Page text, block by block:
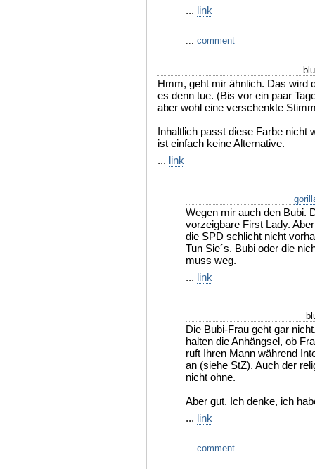
... link
... comment
Hmm, geht mir ähnlich. Das wird
es denn tue. (Bis vor ein paar
aber wohl eine verschenkte
Inhaltlich passt diese Farbe nicht
ist einfach keine Alternative.
... link
Wegen mir auch den Bubi.
vorzeigbare First Lady.
die SPD schlicht nicht
Tun Sie´s. Bubi oder die
muss weg.
... link
Die Bubi-Frau geht gar
halten die Anhängsel, ob
ruft Ihren Mann während
an (siehe StZ). Auch der
nicht ohne.
Aber gut. Ich denke, ich
... link
... comment